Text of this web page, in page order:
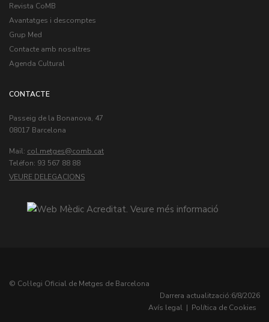
Revista CoMB
Avantatges i descomptes
Grup Med
Contacte amb nosaltres
Agenda Cultural
CONTACTE
Passeig de la Bonanova, 47
08017 Barcelona
Mail: col.metges
Teléfon: 93 567 88 88
VEURE DELEGACIONS
© Col·legi Oficial de Metges de Barcelona
Darrera actualització:6/8/2026
Avís legal | Política de Cookies